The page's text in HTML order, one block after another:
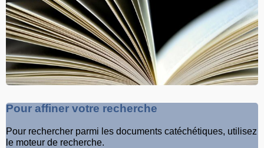
Pour affiner votre recherche
Pour rechercher parmi les documents catéchétiques, utilisez
le moteur de recherche.